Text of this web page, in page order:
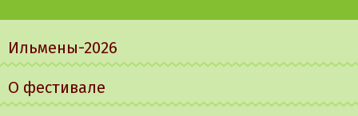
меню
Ильмены-2026
О фестивале